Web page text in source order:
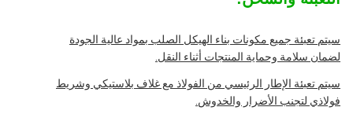
سيتم تعبئة جميع مكونات بناء الهيكل الصلب بمواد عالية الجودة
لضمان سلامة وحماية المنتجات أثناء النقل.
سيتم تعبئة الإطار الرئيسي من الفولاذ مع غلاف بلاستيكي وشريط
فولاذي لتجنب الأضرار والخدوش.